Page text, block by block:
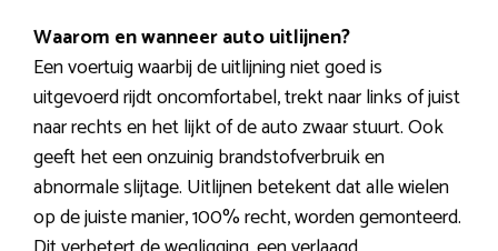
Waarom en wanneer auto uitlijnen?
Een voertuig waarbij de uitlijning niet goed is
uitgevoerd rijdt oncomfortabel, trekt naar links of juist
naar rechts en het lijkt of de auto zwaar stuurt. Ook
geeft het een onzuinig brandstofverbruik en
abnormale slijtage. Uitlijnen betekent dat alle wielen
op de juiste manier, 100% recht, worden gemonteerd.